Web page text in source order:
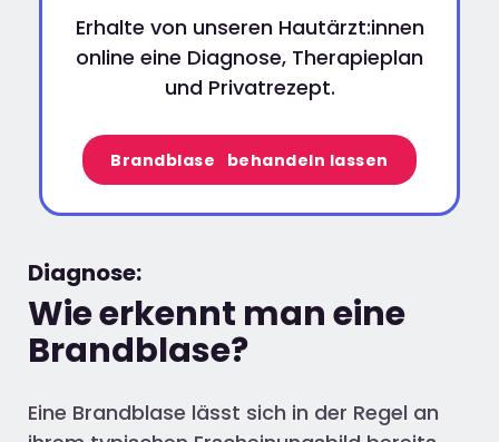
Erhalte von unseren Hautärzt:innen
online eine Diagnose, Therapieplan
und Privatrezept.
Brandblase behandeln lassen
Diagnose:
Wie erkennt man eine
Brandblase?
Eine Brandblase lässt sich in der Regel an